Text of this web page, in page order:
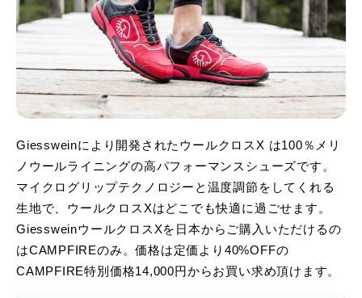
Giessweinにより開発されたウールクロスX は100％メリ
ノウールライニングの⾼パフォーマンスシューズです。
マイクログリップテクノロジーと温度調節をしてくれる
⽣地で、ウールクロスXはどこでも快適に過ごせます。
GiessweinウールクロスXを⽇本からご購⼊いただけるの
はCAMPFIREのみ。価格は定価より40%OFFの
CAMPFIRE特別価格14,000円からお買い求め頂けます。